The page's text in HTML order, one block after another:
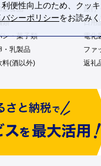
工食品
旅行
類
日用
ン・菓子類
電化
・乳製品
ファ
料(酒以外) 返礼
便性向上のため、クッ
バシーポリシーをお読みく